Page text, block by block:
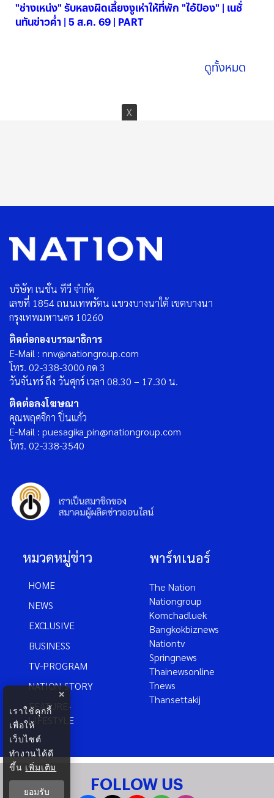
"ช่างเหน่ง" รับหลงผิดเลี้ยงงูเห่าให้ที่พัก "ไอ้ป๋อง" | เนชั่
นทันข่าวค่ำ | 5 ส.ค. 69 | PART
ดูทั้งหมด
บริษัท เนชั่น ทีวี จำกัด
เลขที่ 1854 ถนนเทพรัตน แขวงบางนาใต้ เขตบางนา
กรุงเทพมหานคร 10260
ติดต่อกองบรรณาธิการ
E-Mail : nnv@nationgroup.com
โทร. 02-338-3000 กด 3
วันจันทร์ ถึง วันศุกร์ เวลา 08.30 – 17.30 น.
ติดต่อลงโฆษณา
คุณพฤศจิกา ปิ่นแก้ว
E-Mail : puesagika_pin@nationgroup.com
โทร. 02-338-3540
หมวดหมู่ข่าว
HOME
NEWS
EXCLUSIVE
BUSINESS
TV-PROGRAM
NATION-STORY
FEATURE-
LIFESTYLE
พาร์ทเนอร์
The Nation
Nationgroup
Komchadluek
Bangkokbiznews
Nationtv
Springnews
Thainewsonline
Tnews
Thansettakij
FOLLOW US
×
เราใช้คุกกี้
เพื่อให้
เว็บไซต์
ทำงานได้ดี
ขึ้น เพิ่มเติม
ยอมรับ